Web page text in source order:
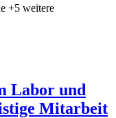
+5 weitere
Labor und
Mitarbeit